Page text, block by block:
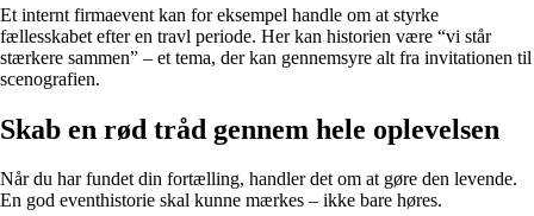
Et internt firmaevent kan for eksempel handle om at styrke
fællesskabet efter en travl periode. Her kan historien være “vi står
stærkere sammen” – et tema, der kan gennemsyre alt fra invitationen til
scenografien.
Skab en rød tråd gennem hele oplevelsen
Når du har fundet din fortælling, handler det om at gøre den levende.
En god eventhistorie skal kunne mærkes – ikke bare høres.